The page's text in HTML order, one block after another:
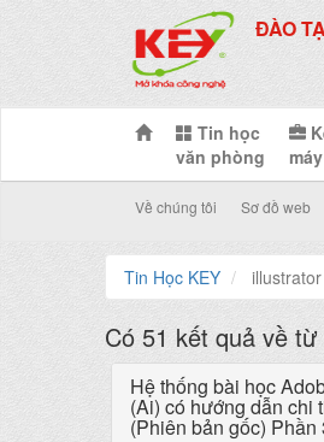
ĐÀO
Tin học
văn phòng
Về chúng tôi Sơ đồ web
Tin Học KEY
Có 51 kết quả về từ
Hệ thống bài học
(Ai) có hướng dẫn chi
(Phiên bản gốc) Phần